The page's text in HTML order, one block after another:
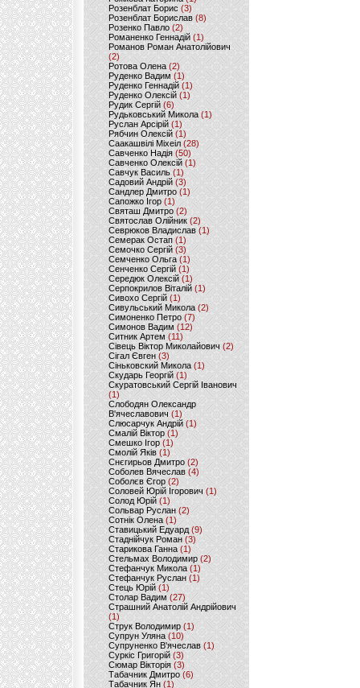
Розенблат Борис (3)
Розенблат Борислав (8)
Розенко Павло (2)
Романенко Геннадій (1)
Романов Роман Анатолійович
(2)
Ротова Олена(2)
Руденко Вадим (1)
Руденко Геннадій (1)
Руденко Олексій(1)
Рудик Сергій(6)
Рудьковський Микола (1)
Руслан Арсірій(1)
Рябчин Олексій (1)
Саакашвілі Міхеіл(28)
Савченко Надія (50)
Савченко Олексій(1)
Савчук Василь (1)
Садовий Андрій (3)
Сандлер Дмитро(1)
Сапожко Ігор(1)
Святаш Дмитро (2)
Святослав Олійник (2)
Севрюков Владислав (1)
Семерак Остап (1)
Семочко Сергій (3)
Семченко Ольга (1)
Сенченко Сергій(1)
Середюк Олексій(1)
Серпокрилов Віталій(1)
Сивохо Сергій(1)
Сивульський Микола(2)
Симоненко Петро(7)
Симонов Вадим (12)
Ситник Артем(11)
Сівець Віктор Миколайович(2)
Сігал Євген (3)
Сіньковский Микола(1)
Скударь Георгій (1)
Скуратовський Сергій Іванович
(1)
Слободян Олександр
В'ячеславович(1)
Слюсарчук Андрій(1)
Смалій Віктор (1)
Смешко Ігор (1)
Смолій Яків (1)
Снєгирьов Дмитро (2)
Соболев Вячеслав (4)
Соболєв Єгор(2)
Соловей Юрій Ігорович (1)
Солод Юрій (1)
Сольвар Руслан (2)
Сотнік Олена(1)
Ставицький Едуард (9)
Стаднійчук Роман(3)
Старикова Ганна (1)
Стельмах Володимир(2)
Стефанчук Микола (1)
Стефанчук Руслан (1)
Стець Юрій (1)
Столар Вадим(27)
Страшний Анатолій Андрійович
(1)
Струк Володимир (1)
Супрун Уляна (10)
Супруненко В'ячеслав (1)
Суркіс Григорій (3)
Сюмар Вікторія (3)
Табачник Дмитро (6)
Табачник Ян(1)